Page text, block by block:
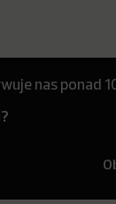
nas ponad